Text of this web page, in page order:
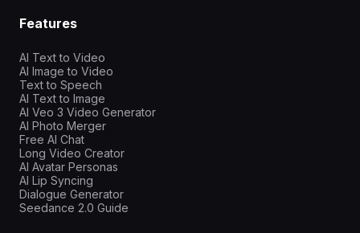
Features
AI Text to Video
AI Image to Video
Text to Speech
AI Text to Image
AI Veo 3 Video Generator
AI Photo Merger
Free AI Chat
Long Video Creator
AI Avatar Personas
AI Lip Syncing
Dialogue Generator
Seedance 2.0 Guide